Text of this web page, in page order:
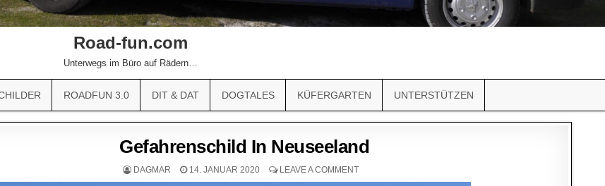
Road-fun.com
Unterwegs im Büro auf Rädern…
ROADFUN 3.0 DIT & DAT DOGTALES KÜFERGARTEN UNTERSTÜTZEN
Gefahrenschild In Neuseeland
DAGMAR 14. JANUAR 2020 LEAVE A COMMENT